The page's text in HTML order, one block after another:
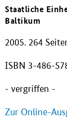
Staatliche
Baltikum
2005. 264
ISBN 3-486-
- vergriffen -
Zur Online-